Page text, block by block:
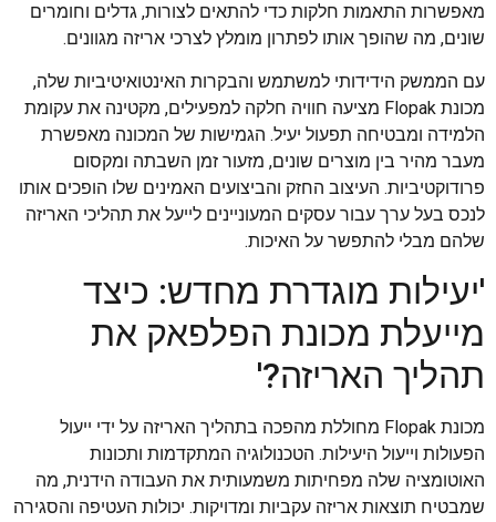
מאפשרות התאמות חלקות כדי להתאים לצורות, גדלים וחומרים
שונים, מה שהופך אותו לפתרון מומלץ לצרכי אריזה מגוונים.
עם הממשק הידידותי למשתמש והבקרות האינטואיטיביות שלה,
מכונת Flopak מציעה חוויה חלקה למפעילים, מקטינה את עקומת
הלמידה ומבטיחה תפעול יעיל. הגמישות של המכונה מאפשרת
מעבר מהיר בין מוצרים שונים, מזעור זמן השבתה ומקסום
פרודוקטיביות. העיצוב החזק והביצועים האמינים שלו הופכים אותו
לנכס בעל ערך עבור עסקים המעוניינים לייעל את תהליכי האריזה
שלהם מבלי להתפשר על האיכות.
'יעילות מוגדרת מחדש: כיצד
מייעלת מכונת הפלפאק את
תהליך האריזה?'
מכונת Flopak מחוללת מהפכה בתהליך האריזה על ידי ייעול
הפעולות וייעול היעילות. הטכנולוגיה המתקדמות ותכונות
האוטומציה שלה מפחיתות משמעותית את העבודה הידנית, מה
שמבטיח תוצאות אריזה עקביות ומדויקות. יכולות העטיפה והסגירה